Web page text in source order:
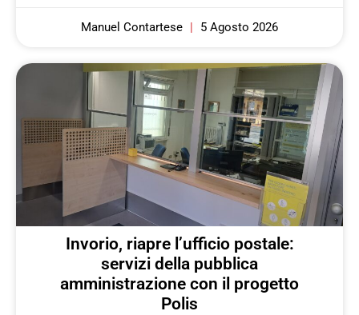
Manuel Contartese 5 Agosto 2026
Invorio, riapre l’ufficio postale:
servizi della pubblica
amministrazione con il progetto
Polis